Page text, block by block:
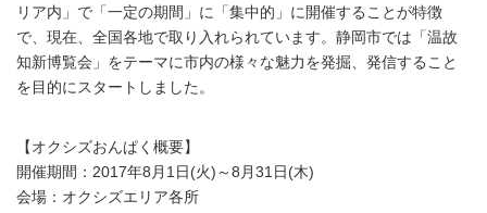
リア内」で「一定の期間」に「集中的」に開催することが特徴
で、現在、全国各地で取り入れられています。静岡市では「温故
知新博覧会」をテーマに市内の様々な魅力を発掘、発信すること
を目的にスタートしました。
【オクシズおんぱく概要】
開催期間：2017年8月1日(火)～8月31日(木)
会場：オクシズエリア各所